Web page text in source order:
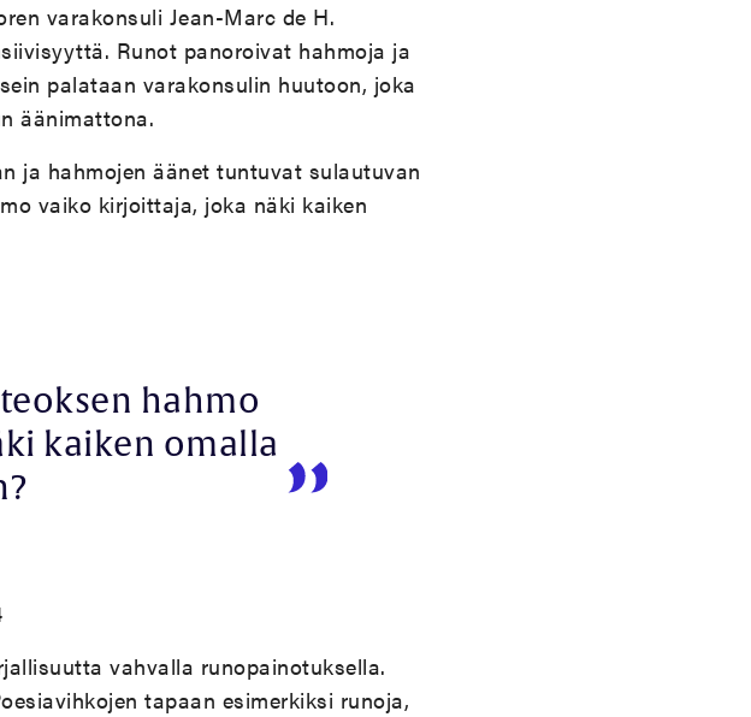
varakonsuli Jean-Marc de H.
Runot panoroivat hahmoja ja
palataan varakonsulin huutoon, joka
äänimattona.
ja hahmojen äänet tuntuvat sulautuvan
vaiko kirjoittaja, joka näki kaiken
hahmo
kaiken omalla
vahvalla runopainotuksella.
tapaan esimerkiksi runoja,